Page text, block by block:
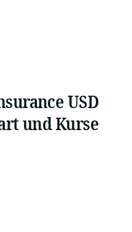
USD
und Kurse